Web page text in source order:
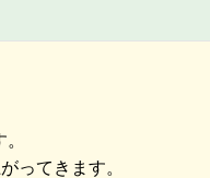
ってきます。